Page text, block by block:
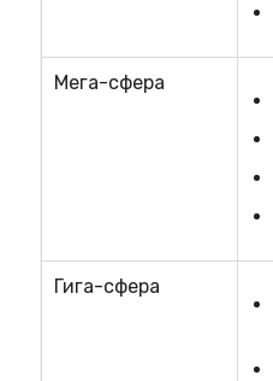
Мега-сфера
Гига-сфера